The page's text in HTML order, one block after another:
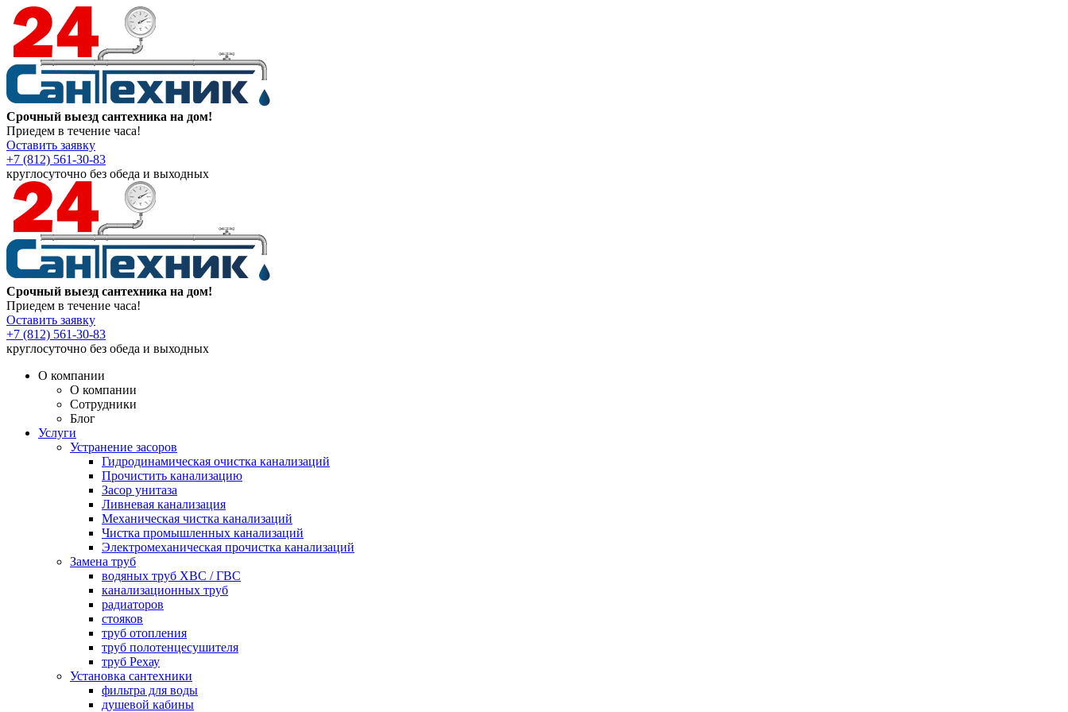
Срочный выезд сантехника на дом!
Приедем в течение часа!
Оставить заявку
+7 (812) 561-30-83
круглосуточно без обеда и выходных
Срочный выезд сантехника на дом!
Приедем в течение часа!
Оставить заявку
+7 (812) 561-30-83
круглосуточно без обеда и выходных
О компании
О компании
Сотрудники
Блог
Услуги
Устранение засоров
Гидродинамическая очистка канализаций
Прочистить канализацию
Засор унитаза
Ливневая канализация
Механическая чистка канализаций
Чистка промышленных канализаций
Электромеханическая прочистка канализаций
Замена труб
водяных труб ХВС / ГВС
канализационных труб
радиаторов
стояков
труб отопления
труб полотенцесушителя
труб Рехау
Установка сантехники
фильтра для воды
душевой кабины